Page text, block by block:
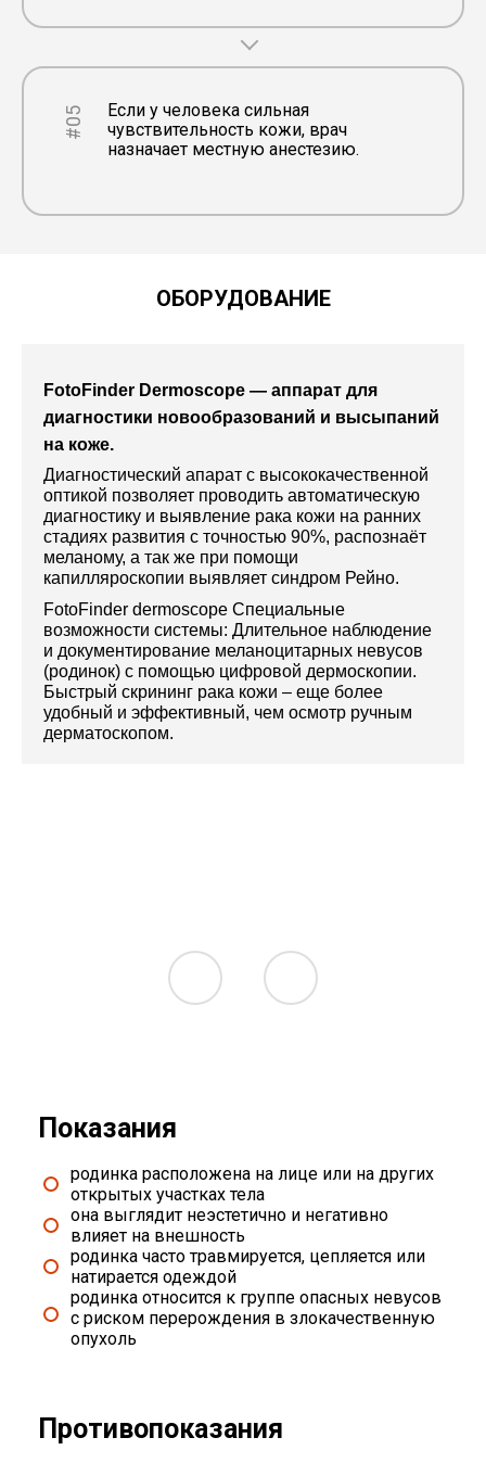
#05
Если у человека сильная
чувствительность кожи, врач
назначает местную анестезию.
ОБОРУДОВАНИЕ
FotoFinder Dermoscope — аппарат для
диагностики новообразований и высыпаний
на коже.
Диагностический апарат с высококачественной
оптикой позволяет проводить автоматическую
диагностику и выявление рака кожи на ранних
стадиях развития с точностью 90%, распознаёт
меланому, а так же при помощи
капилляроскопии выявляет синдром Рейно.
FotoFinder dermoscope Специальные
возможности системы: Длительное наблюдение
и документирование меланоцитарных невусов
(родинок) с помощью цифровой дермоскопии.
Быстрый скрининг рака кожи ‒ еще более
удобный и эффективный, чем осмотр ручным
дерматоскопом.
Показания
родинка расположена на лице или на других
открытых участках тела
она выглядит неэстетично и негативно
влияет на внешность
родинка часто травмируется, цепляется или
натирается одеждой
родинка относится к группе опасных невусов
с риском перерождения в злокачественную
опухоль
Противопоказания